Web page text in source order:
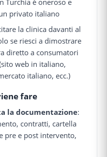
privato italiano
la clinica davanti al
se riesci a dimostrare
diretto a consumatori
web in italiano,
italiano, ecc.)
fare
la documentazione:
contratti, cartella
pre e post intervento,